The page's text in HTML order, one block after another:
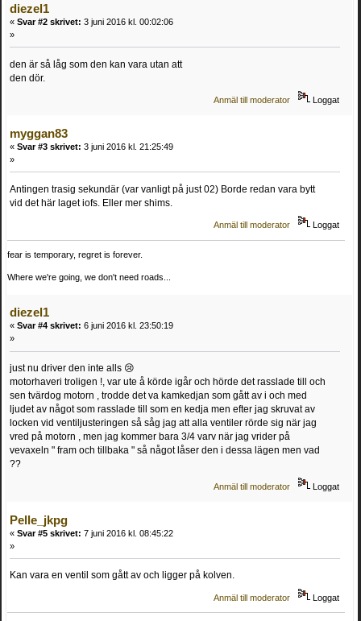
diezel1
« Svar #2 skrivet: 3 juni 2016 kl. 00:02:06
»
den är så låg som den kan vara utan att
den dör.
Anmäl till moderator Loggat
myggan83
« Svar #3 skrivet: 3 juni 2016 kl. 21:25:49
»
Antingen trasig sekundär (var vanligt på just 02) Borde redan vara bytt
vid det här laget iofs. Eller mer shims.
Anmäl till moderator Loggat
fear is temporary, regret is forever.
Where we're going, we don't need roads...
diezel1
« Svar #4 skrivet: 6 juni 2016 kl. 23:50:19
»
just nu driver den inte alls 😢
motorhaveri troligen !, var ute å körde igår och hörde det rasslade till och
sen tvärdog motorn , trodde det va kamkedjan som gått av i och med
ljudet av något som rasslade till som en kedja men efter jag skruvat av
locken vid ventiljusteringen så såg jag att alla ventiler rörde sig när jag
vred på motorn , men jag kommer bara 3/4 varv när jag vrider på
vevaxeln " fram och tillbaka " så något låser den i dessa lägen men vad
??
Anmäl till moderator Loggat
Pelle_jkpg
« Svar #5 skrivet: 7 juni 2016 kl. 08:45:22
»
Kan vara en ventil som gått av och ligger på kolven.
Anmäl till moderator Loggat